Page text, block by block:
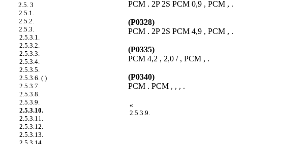
2.5. 3
2.5.1.
2.5.2.
2.5.3.
2.5.3.1.
2.5.3.2.
2.5.3.3.
2.5.3.4.
2.5.3.5.
2.5.3.6. ( )
2.5.3.7.
2.5.3.8.
2.5.3.9.
2.5.3.10.
2.5.3.11.
2.5.3.12.
2.5.3.13.
PCM . 2P 2S PCM 0,9 , PCM , .
(P0328)
PCM . 2P 2S PCM 4,9 , PCM , .
(P0335)
PCM 4,2 , 2,0 / , PCM , .
(P0340)
PCM . PCM , , , .
«
2.5.3.9.